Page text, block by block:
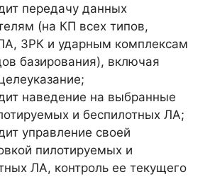
передачу данных
(на КП всех типов,
ЗРК и ударным комплексам
базирования), включая
наведение на выбранные
и беспилотных ЛА;
управление своей
пилотируемых и
ЛА, контроль ее текущего